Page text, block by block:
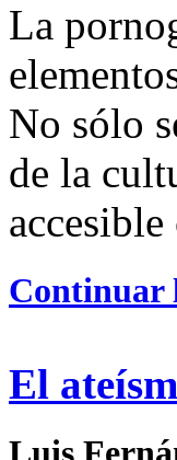
La
No sólo
de la
Continuar
El